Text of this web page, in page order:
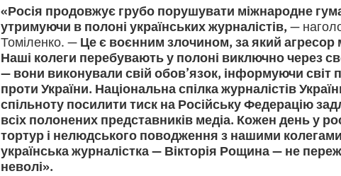
«Росія продовжує грубо порушувати міжнародне
утримуючи в полоні українських журналістів,—
Томіленко. —Це є воєнним злочином, за який
Наші колеги перебувають у полоні виключно через
— вони виконували свій обов’язок, інформуючи світ
проти України. Національна спілка журналістів
спільноту посилити тиск на Російську Федерацію
всіх полонених представників медіа. Кожен день у
тортур і нелюдського поводження з нашими
українська журналістка — Вікторія Рощина — не
неволі».